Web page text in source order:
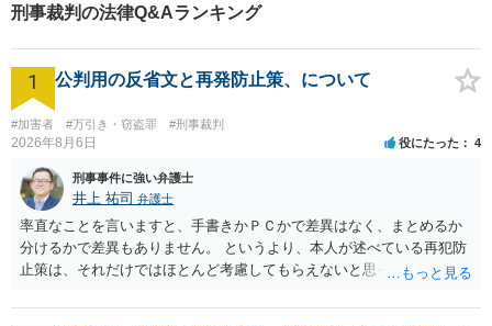
刑事裁判の法律Q&Aランキング
1 公判用の反省文と再発防止策、について
#加害者 #万引き・窃盗罪 #刑事裁判
2026年8月6日 役にたった 4
刑事事件に強い弁護士
井上 祐司 弁護士
率直なことを言いますと、手書きかＰＣかで差異はなく、まとめるか
分けるかで差異もありません。 というより、本人が述べている再犯防
止策は、それだけではほとんど考慮してもらえないと思った方が良い
やカウンセリング・治療の内容 ・利用している再犯防止策（例えば保